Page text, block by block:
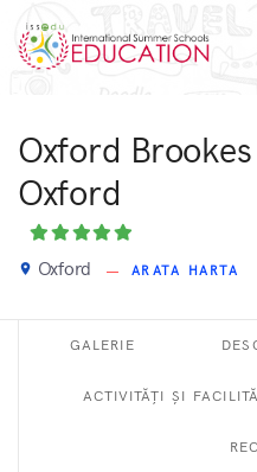
Oxford
Oxford
place Oxford ARATA HARTA
GALERIE
ACTIVITĂȚI ȘI